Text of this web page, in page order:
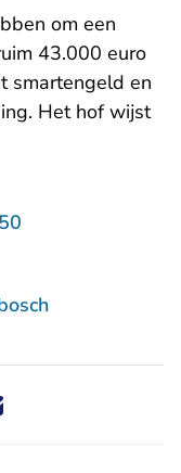
om een
43.000 euro
smartengeld en
Het hof wijst
via X -
nieuwsbericht via
dit nieuwsbericht
Deel dit